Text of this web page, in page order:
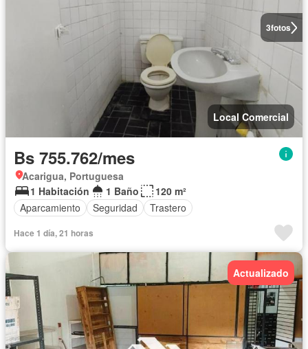
3fotos
Local Comercial
Bs 755.762/mes
Acarigua, Portuguesa
1 Habitación
1 Baño
120 m²
Aparcamiento
Seguridad Trastero
Hace 1 día, 21 horas
Actualizado